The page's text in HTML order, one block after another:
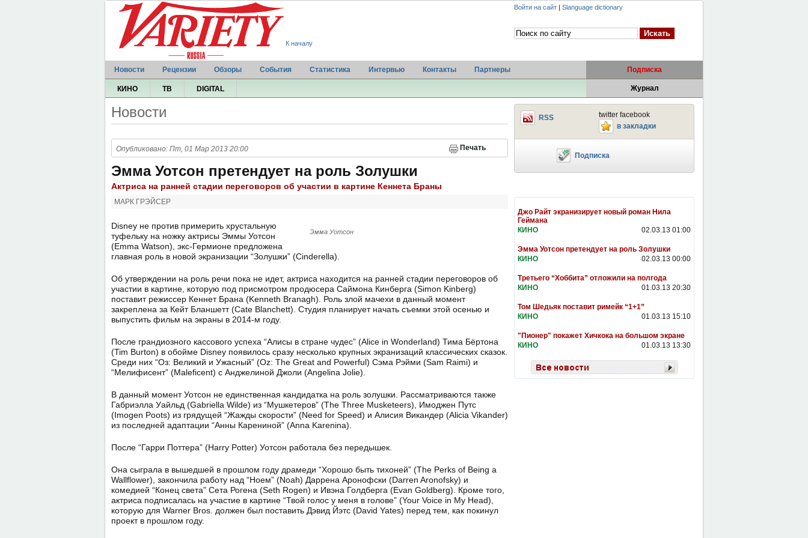
К началу
Войти на сайт | Slanguage dictionary
Новости Рецензии Обзоры События Статистика Интервью Контакты Партнеры Подписка
КИНО ТВ DIGITAL Журнал
Новости
Печать
Опубликовано: Пт, 01 Мар 2013 20:00
Эмма Уотсон претендует на роль Золушки
Актриса на ранней стадии переговоров об участии в картине Кеннета Браны
МАРК ГРЭЙСЕР
Эмма Уотсон
Disney не против примерить хрустальную
туфельку на ножку актрисы Эммы Уотсон
(Emma Watson), экс-Гермионе предложена
главная роль в новой экранизации “Золушки” (Cinderella).
Об утверждении на роль речи пока не идет, актриса находится на ранней стадии переговоров об
участии в картине, которую под присмотром продюсера Саймона Кинберга (Simon Kinberg)
поставит режиссер Кеннет Брана (Kenneth Branagh). Роль злой мачехи в данный момент
закреплена за Кейт Бланшетт (Cate Blanchett). Студия планирует начать съемки этой осенью и
выпустить фильм на экраны в 2014-м году.
После грандиозного кассового успеха “Алисы в стране чудес” (Alice in Wonderland) Тима Бёртона
(Tim Burton) в обойме Disney появилось сразу несколько крупных экранизаций классических сказок.
Среди них “Оз: Великий и Ужасный” (Oz: The Great and Powerful) Сэма Рэйми (Sam Raimi) и
“Мелифисент” (Maleficent) c Анджелиной Джоли (Angelina Jolie).
В данный момент Уотсон не единственная кандидатка на роль золушки. Рассматриваются также
Габриэлла Уайльд (Gabriella Wilde) из “Мушкетеров” (The Three Musketeers), Имоджен Путс
(Imogen Poots) из грядущей “Жажды скорости” (Need for Speed) и Алисия Викандер (Alicia Vikander)
из последней адаптации “Анны Карениной” (Anna Karenina).
После “Гарри Поттера” (Harry Potter) Уотсон работала без передышек.
Она сыграла в вышедшей в прошлом году драмеди “Хорошо быть тихоней” (The Perks of Being a
Wallflower), закончила работу над “Ноем” (Noah) Даррена Аронофски (Darren Aronofsky) и
комедией “Конец света” Сета Рогена (Seth Rogen) и Ивэна Голдберга (Evan Goldberg). Кроме того,
актриса подписалась на участие в картине “Твой голос у меня в голове” (Your Voice in My Head),
которую для Warner Bros. должен был поставить Дэвид Йэтс (David Yates) перед тем, как покинул
проект в прошлом году.
twitter facebook
RSS
в закладки
Подписка
Джо Райт экранизирует новый роман Нила
Геймана
02.03.13 01:00
КИНО
Эмма Уотсон претендует на роль Золушки
02.03.13 00:00
КИНО
Третьего “Хоббита” отложили на полгода
01.03.13 20:30
КИНО
Том Шедьяк поставит римейк “1+1”
01.03.13 15:10
КИНО
"Пионер" покажет Хичкока на большом экране
01.03.13 13:30
КИНО